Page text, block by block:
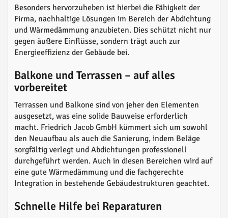
Besonders hervorzuheben ist hierbei die Fähigkeit der
Firma, nachhaltige Lösungen im Bereich der Abdichtung
und Wärmedämmung anzubieten. Dies schützt nicht nur
gegen äußere Einflüsse, sondern trägt auch zur
Energieeffizienz der Gebäude bei.
Balkone und Terrassen – auf alles
vorbereitet
Terrassen und Balkone sind von jeher den Elementen
ausgesetzt, was eine solide Bauweise erforderlich
macht. Friedrich Jacob GmbH kümmert sich um sowohl
den Neuaufbau als auch die Sanierung, indem Beläge
sorgfältig verlegt und Abdichtungen professionell
durchgeführt werden. Auch in diesen Bereichen wird auf
eine gute Wärmedämmung und die fachgerechte
Integration in bestehende Gebäudestrukturen geachtet.
Schnelle Hilfe bei Reparaturen